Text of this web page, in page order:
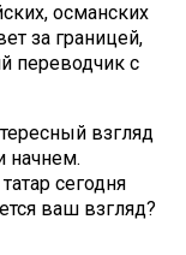
османских
за границей,
переводчик с
взгляд
начнем.
сегодня
ваш взгляд?